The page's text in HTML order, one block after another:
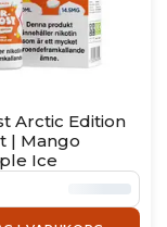
Arctic Edition
| Mango
Ice